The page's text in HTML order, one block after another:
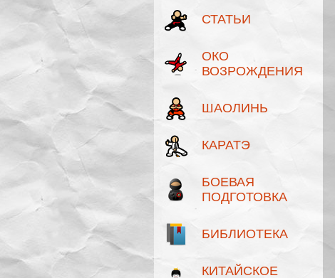
СТАТЬИ
ОКО
ВОЗРОЖДЕНИЯ
ШАОЛИНЬ
КАРАТЭ
БОЕВАЯ
ПОДГОТОВКА
БИБЛИОТЕКА
КИТАЙСКОЕ